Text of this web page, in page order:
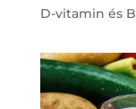
D-vitamin és